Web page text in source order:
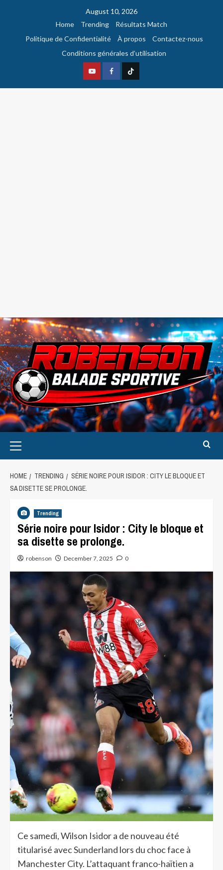
August 10, 2026
Home
Trending
Résultats Match
Politique de Confidentialité
À propos
Contactez-nous
Conditions générales d’utilisation
HOME TRENDING
SÉRIE NOIRE POUR ISIDOR : CITY LE BLOQUE ET
SA DISETTE SE PROLONGE.
Trending
Série noire pour Isidor : City le bloque et
sa disette se prolonge.
robenson December 7, 2025 0
Ce samedi, Wilson Isidor a de nouveau été
titularisé avec Sunderland lors du choc face à
Manchester City. L’attaquant franco-haïtien a